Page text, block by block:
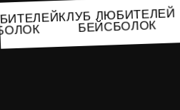
КЛУБ ЛЮБИТЕЛЕЙ
БЕЙСБОЛОК